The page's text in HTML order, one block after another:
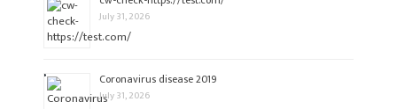
July 31, 2026
Coronavirus disease 2019
July 31, 2026